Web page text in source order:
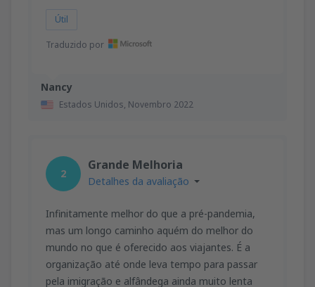
Nancy
Estados Unidos, Novembro 2022
Útil
Traduzido por
2
Grande Melhoria
Detalhes da avaliação
Infinitamente melhor do que a pré-pandemia,
mas um longo caminho aquém do melhor do
mundo no que é oferecido aos viajantes. É a
organização até onde leva tempo para passar
pela imigração e alfândega ainda muito lenta